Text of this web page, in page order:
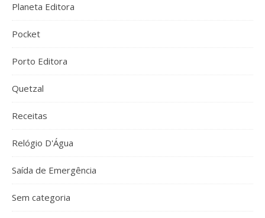
Planeta Editora
Pocket
Porto Editora
Quetzal
Receitas
Relógio D'Água
Saída de Emergência
Sem categoria